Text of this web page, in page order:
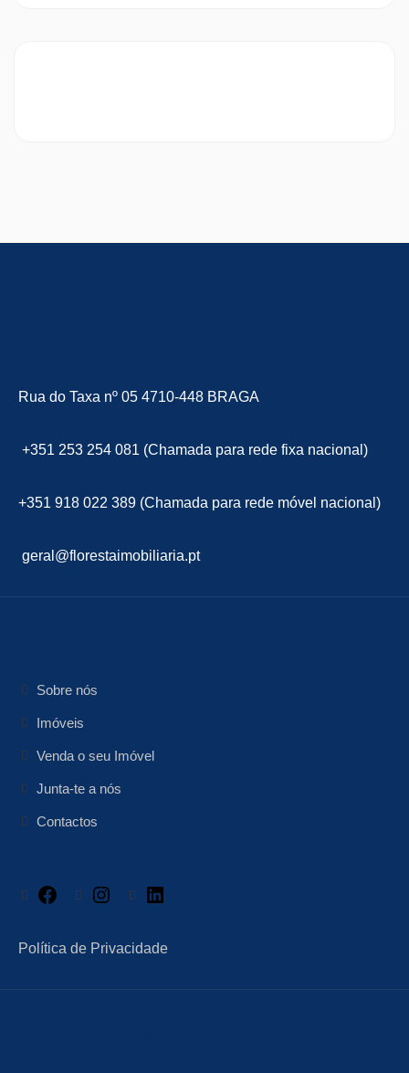
Rua do Taxa nº 05 4710-448 BRAGA
+351 253 254 081 (Chamada para rede fixa nacional)
+351 918 022 389 (Chamada para rede móvel nacional)
geral@florestaimobiliaria.pt
Sobre nós
Imóveis
Venda o seu Imóvel
Junta-te a nós
Contactos
Facebook Instagram
Política de Privacidade